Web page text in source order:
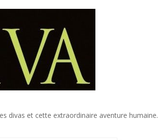
divas et cette extraordinaire aventure humaine.